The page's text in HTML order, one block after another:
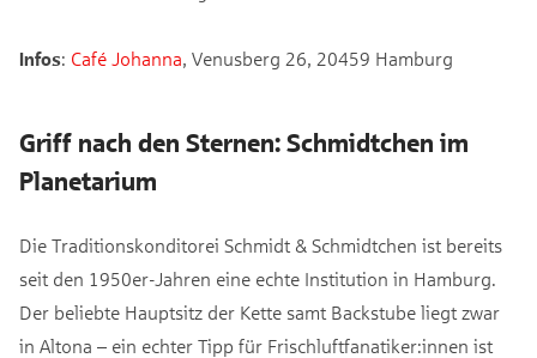
Infos: Café Johanna, Venusberg 26, 20459 Hamburg
Griff nach den Sternen: Schmidtchen im
Planetarium
Die Traditionskonditorei Schmidt & Schmidtchen ist bereits
seit den 1950er-Jahren eine echte Institution in Hamburg.
Der beliebte Hauptsitz der Kette samt Backstube liegt zwar
in Altona – ein echter Tipp für Frischluftfanatiker:innen ist